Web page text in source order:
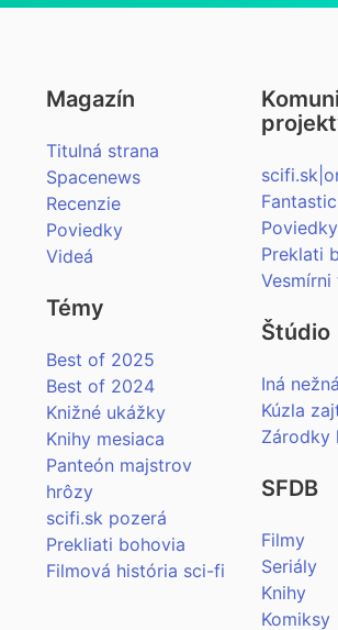
Magazín
Titulná strana
Spacenews
Recenzie
Poviedky
Videá
Témy
Best of 2025
Best of 2024
Knižné ukážky
Knihy mesiaca
Panteón majstrov
hrôzy
scifi.sk pozerá
Prekliati bohovia
Filmová história sci-fi
Preklati
Vesmírni
Štúdio
Iná nežná
Kúzla
Zárodky
SFDB
Filmy
Seriály
Knihy
Komiksy